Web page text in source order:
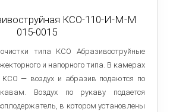
КСО-110-И-М-М
015-0015
типа КСО Абразивоструйные
и напорного типа. В камерах
КСО — воздух и абразив подаются по
Воздух по рукаву подается
в котором установлены